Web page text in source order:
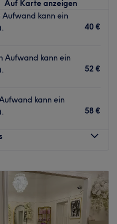
vom Salon Shelie
Aber überzeugen Sie
Sie vorbei. Hier können Sie
online buchen.
Auf Karte anzeigen
Aufwand kann ein
40 €
Aufwand kann ein
52 €
kann ein
58 €
10:00–18:00
18:00
10:00–18:00
10:00
18:00